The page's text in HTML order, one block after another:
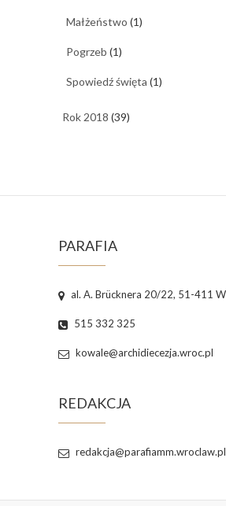
Małżeństwo (1)
Pogrzeb (1)
Spowiedź święta (1)
Rok 2018 (39)
PARAFIA
al. A. Brücknera 20/22, 51-411
515 332 325
kowale@archidiecezja.wroc.pl
REDAKCJA
redakcja@parafiamm.wroclaw.pl